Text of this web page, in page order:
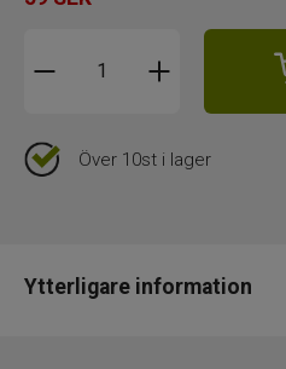
Över 10st i lager
Ytterligare information